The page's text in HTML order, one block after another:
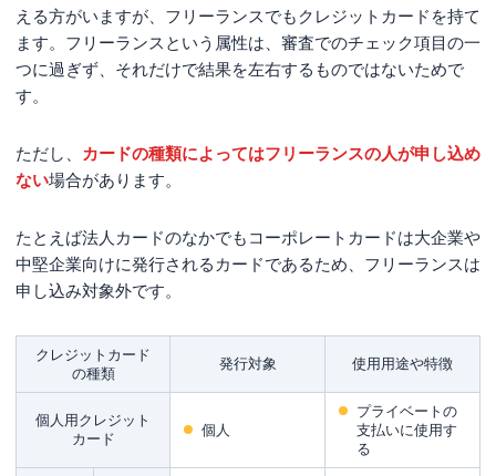
®・カード
楽天ビジネスカード
アメリカン・エキスプレス®・ビジネス・グリーン・カ
アメリカン・エキスプレス®︎・ビジネス・ゴールド・カ
ード
Airカード
apollostation PLATINUM BUSINESS
オリコ EX Gold for Biz S
テックビズゴールドカード
フリーランス向けクレジットカードの選び方｜比
較すべき項目は？
える方がいますが、フリーランスでもクレジットカードを持て
ます。フリーランスという属性は、審査でのチェック項目の一
つに過ぎず、それだけで結果を左右するものではないためで
す。
ただし、
カードの種類によってはフリーランスの人が申し込め
ない場合があります。
たとえば法人カードのなかでもコーポレートカードは大企業や
中堅企業向けに発行されるカードであるため、フリーランスは
申し込み対象外です。
クレジットカード
の種類
発行対象 使用用途や特徴
個人用クレジット
カード
個人
プライベートの
支払いに使用す
る